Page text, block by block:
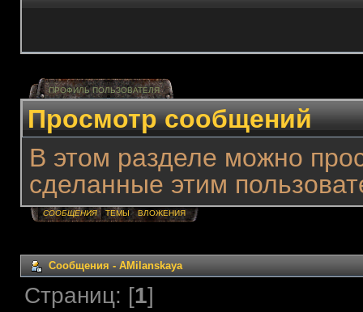
ПРОФИЛЬ ПОЛЬЗОВАТЕЛЯ
Просмотр сообщений
В этом разделе можно
сделанные этим
СООБЩЕНИЯ ТЕМЫ ВЛОЖЕНИЯ
Сообщения - AMilanskaya
Страниц: [1]